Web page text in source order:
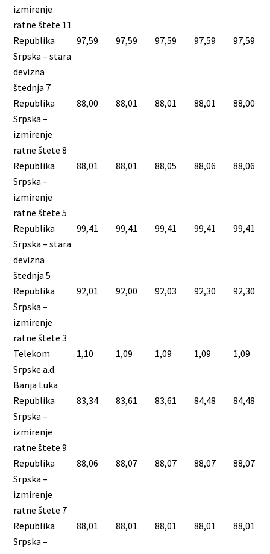
izmirenje
ratne štete 11
Republika
Srpska – stara
devizna
štednja 7
97,59 97,59 97,59 97,59 97,59
Republika
Srpska –
izmirenje
ratne štete 8
88,00 88,01 88,01 88,01 88,00
Republika
Srpska –
izmirenje
ratne štete 5
88,01 88,01 88,05 88,06 88,06
Republika
Srpska – stara
devizna
štednja 5
99,41 99,41 99,41 99,41 99,41
Republika
Srpska –
izmirenje
ratne štete 3
92,01 92,00 92,03 92,30 92,30
Telekom
Srpske a.d.
Banja Luka
1,10 1,09 1,09 1,09 1,09
Republika
Srpska –
izmirenje
ratne štete 9
83,34 83,61 83,61 84,48 84,48
Republika
Srpska –
izmirenje
ratne štete 7
88,06 88,07 88,07 88,07 88,07
Republika
Srpska –
88,01 88,01 88,01 88,01 88,01